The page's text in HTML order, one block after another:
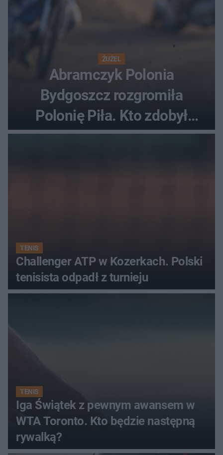
ŻUŻEL
Abramczyk Polonia
Bydgoszcz rozgromiła
Polonię Piła. Kto zdobył
najwięcej punktów?
TENIS
Challenger ATP w Kozerkach. Polski
tenisista odpadł z turnieju
TENIS
Iga Świątek z pewnym awansem w
WTA Toronto. Kto będzie następną
rywalką?